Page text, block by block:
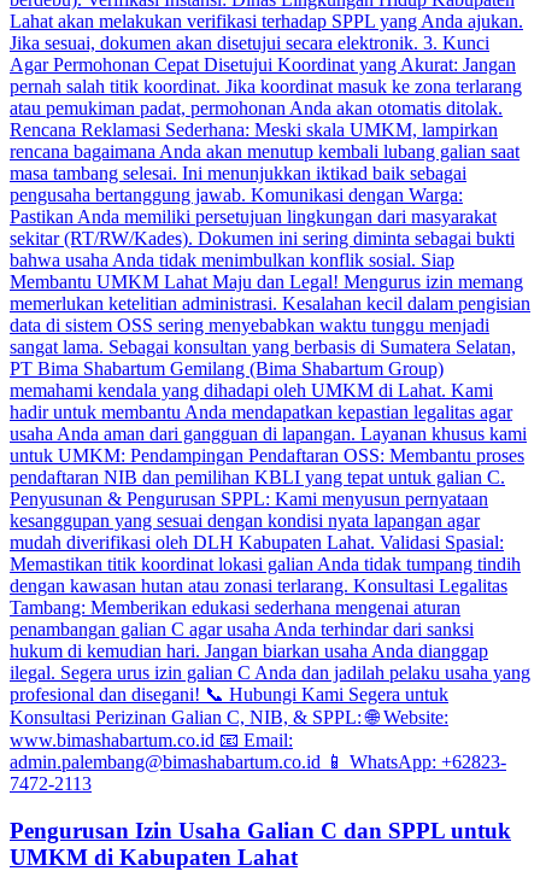
Pengurusan Izin Usaha Galian C dan SPPL untuk
UMKM di Kabupaten Lahat